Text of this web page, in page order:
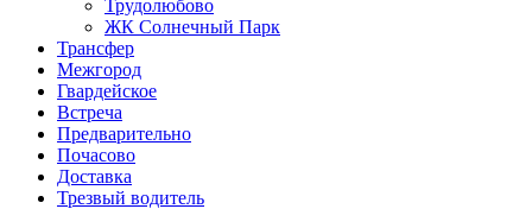
Трудолюбово
ЖК Солнечный Парк
Трансфер
Межгород
Гвардейское
Встреча
Предварительно
Почасово
Доставка
Трезвый водитель